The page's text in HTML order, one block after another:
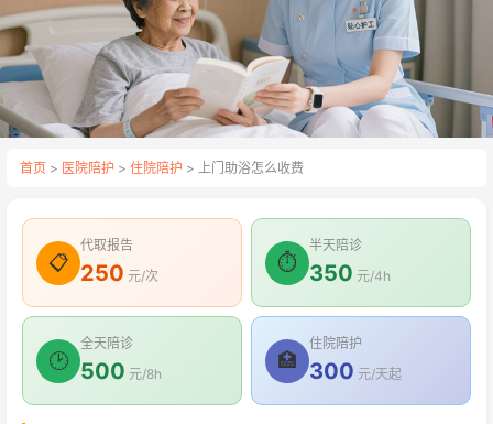
首页 > 医院陪护 > 住院陪护 > 上门助浴怎么收费
📋
代取报告
250 元/次
⏱
半天陪诊
350 元/4h
🕑
全天陪诊
500 元/8h
🏥
住院陪护
300 元/天起